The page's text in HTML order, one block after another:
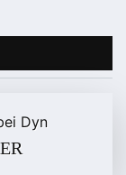
Dyn